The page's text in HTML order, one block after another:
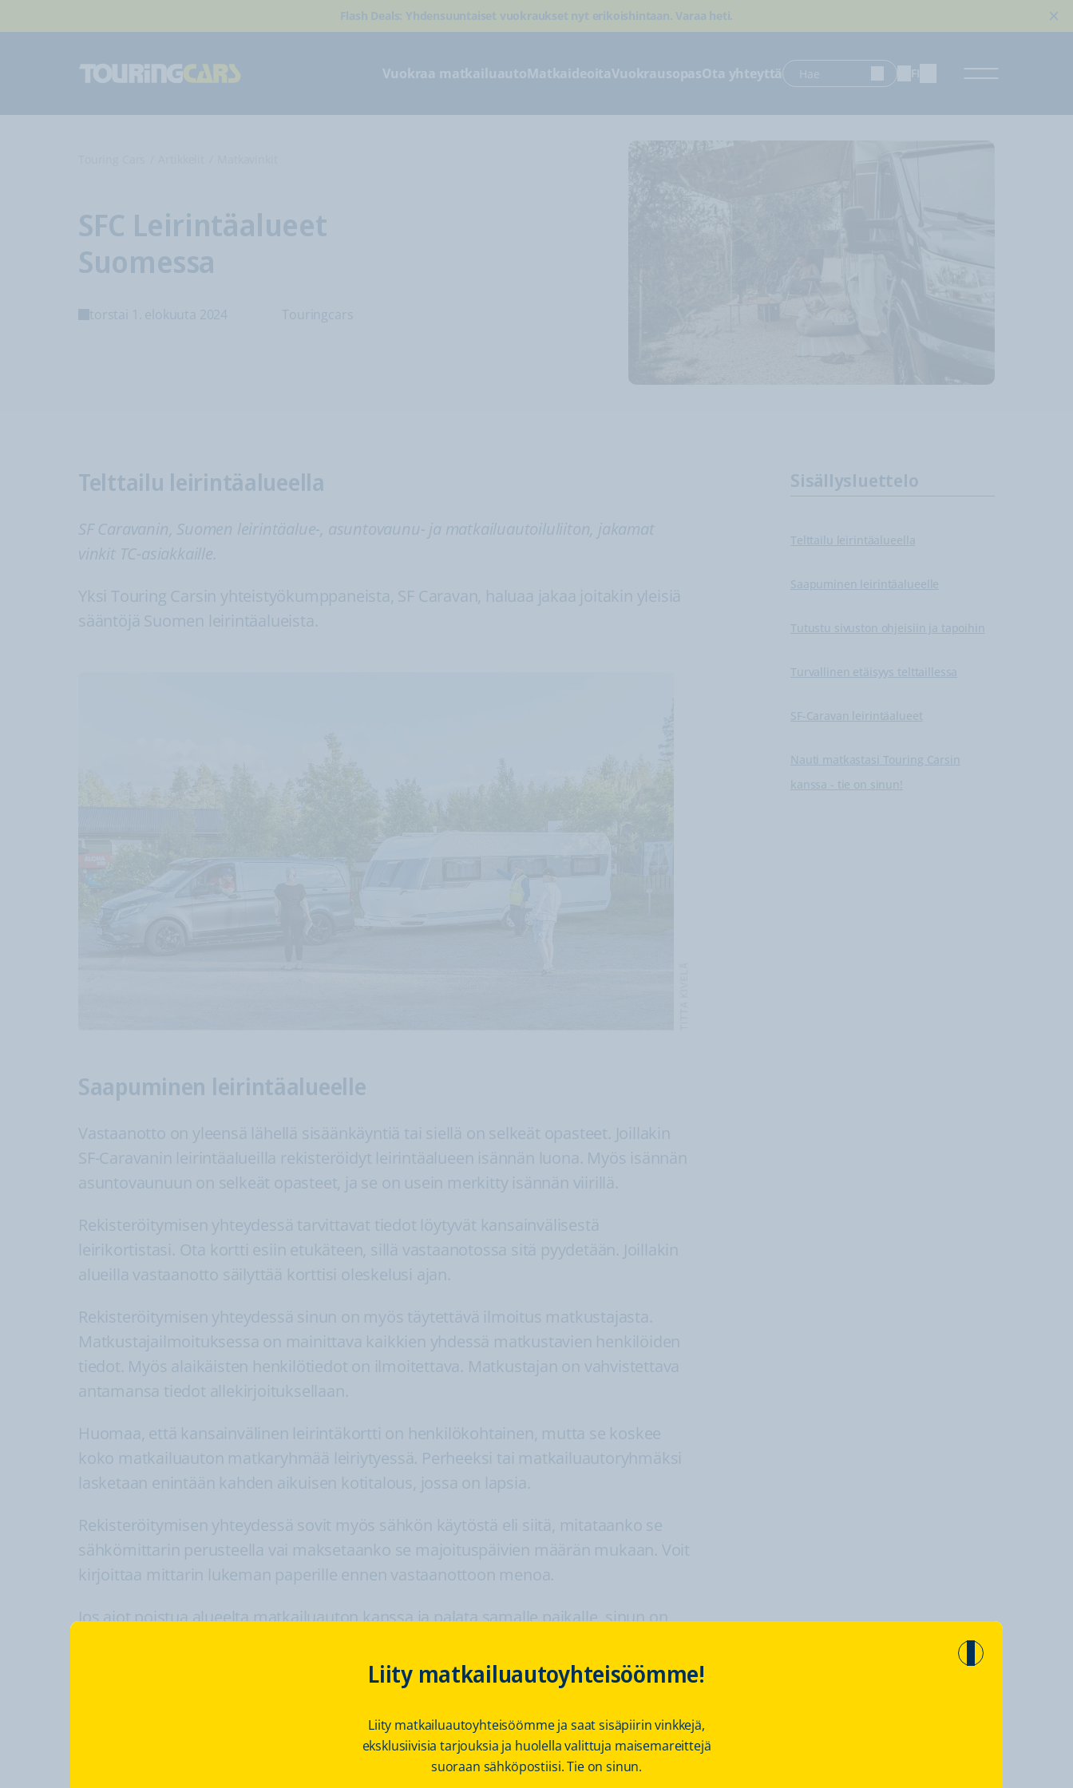
Flash Deals: Yhdensuuntaiset vuokraukset nyt erikoishintaan. Varaa heti.
Vuokraa matkailuautoMatkaideoitaVuokrausopasOta yhteyttä FI
SFC Leirintäalueet
Suomessa
torstai 1. elokuuta 2024 Touringcars
Telttailu leirintäalueella
SF Caravanin, Suomen leirintäalue-, asuntovaunu- ja matkailuautoiluliiton, jakamat
vinkit TC-asiakkaille.
Yksi Touring Carsin yhteistyökumppaneista, SF Caravan, haluaa jakaa joitakin yleisiä
sääntöjä Suomen leirintäalueista.
Saapuminen leirintäalueelle
Vastaanotto on yleensä lähellä sisäänkäyntiä tai siellä on selkeät opasteet. Joillakin
SF-Caravanin leirintäalueilla rekisteröidyt leirintäalueen isännän luona. Myös isännän
asuntovaunuun on selkeät opasteet, ja se on usein merkitty isännän viirillä.
Rekisteröitymisen yhteydessä tarvittavat tiedot löytyvät kansainvälisestä
leirikortistasi. Ota kortti esiin etukäteen, sillä vastaanotossa sitä pyydetään. Joillakin
alueilla vastaanotto säilyttää korttisi oleskelusi ajan.
Rekisteröitymisen yhteydessä sinun on myös täytettävä ilmoitus matkustajasta.
Matkustajailmoituksessa on mainittava kaikkien yhdessä matkustavien henkilöiden
tiedot. Myös alaikäisten henkilötiedot on ilmoitettava. Matkustajan on vahvistettava
antamansa tiedot allekirjoituksellaan.
Huomaa, että kansainvälinen leirintäkortti on henkilökohtainen, mutta se koskee
koko matkailuauton matkaryhmää leiriytyessä. Perheeksi tai matkailuautoryhmäksi
lasketaan enintään kahden aikuisen kotitalous, jossa on lapsia.
Rekisteröitymisen yhteydessä sovit myös sähkön käytöstä eli siitä, mitataanko se
sähkömittarin perusteella vai maksetaanko se majoituspäivien määrän mukaan. Voit
kirjoittaa mittarin lukeman paperille ennen vastaanottoon menoa.
Jos aiot poistua alueelta matkailuauton kanssa ja palata samalle paikalle, sinun on
merkitseminen on hyvä ja kohtelias tapa, joka säästää kaikkien osapuolten aikaa ja
Tutustu sivuston ohjeisiin ja tapoihin
Sisällysluettelo
Telttailu leirintäalueella
Saapuminen leirintäalueelle
Tutustu sivuston ohjeisiin ja tapoihin
Turvallinen etäisyys telttaillessa
SF-Caravan leirintäalueet
Nauti matkastasi Touring Carsin
kanssa - tie on sinun!
Liity matkailuautoyhteisöömme!
Liity matkailuautoyhteisöömme ja saat sisäpiirin vinkkejä,
eksklusiivisia tarjouksia ja huolella valittuja maisemareittejä
suoraan sähköpostiisi. Tie on sinun.